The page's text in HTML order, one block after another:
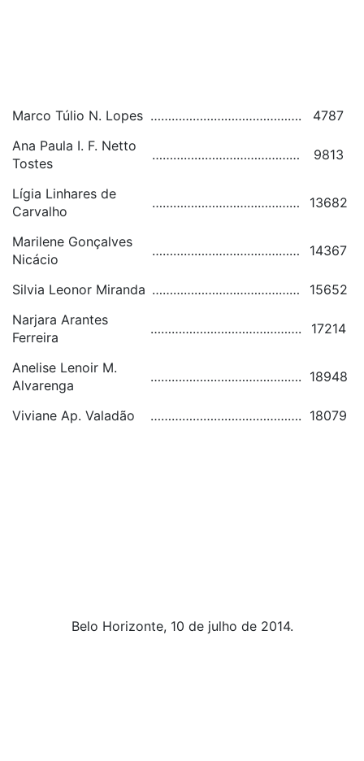
Marco Túlio N. Lopes …………………………………….
4787
Ana Paula I. F. Netto
Tostes
…………………………………… 9813
Lígia Linhares de
Carvalho
…………………………………… 13682
Marilene Gonçalves
Nicácio
…………………………………… 14367
Silvia Leonor Miranda ……………………………………
15652
Narjara Arantes
Ferreira
……………………………………. 17214
Anelise Lenoir M.
Alvarenga
……………………………………. 18948
Viviane Ap. Valadão ……………………………………. 18079
Belo Horizonte, 10 de julho de 2014.